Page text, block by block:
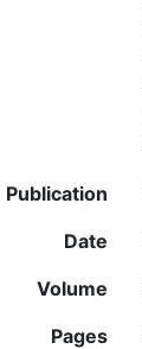
Publication
Date
Volume
Pages